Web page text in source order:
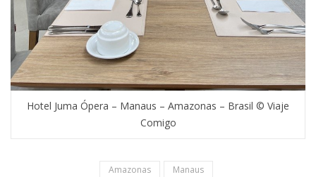
Hotel Juma Ópera – Manaus – Amazonas – Brasil © Viaje
Comigo
Amazonas Manaus